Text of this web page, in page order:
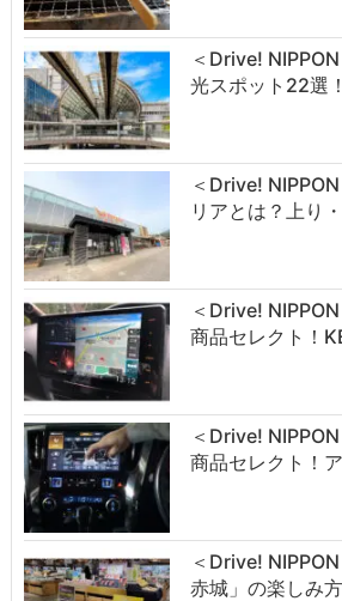
＜Drive!
光スポット22選
＜Drive!
リアとは？上り
＜Drive!
商品セレクト！
＜Drive!
商品セレクト！
＜Drive!
赤城」の楽しみ